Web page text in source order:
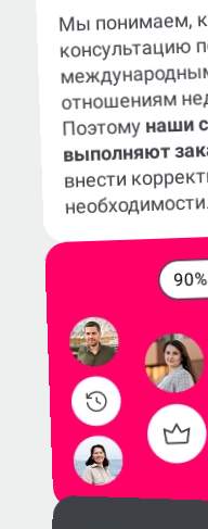
Мы понимаем,
консультацию
отношениям
Поэтому наши
выполняют
внести